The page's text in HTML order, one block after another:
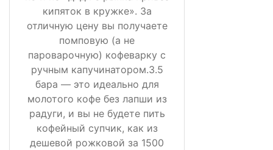
кипяток в кружке». За
отличную цену вы получаете
помповую (а не
пароварочную) кофеварку с
ручным капучинатором.3.5
бара — это идеально для
молотого кофе без лапши из
радуги, и вы не будете пить
кофейный супчик, как из
дешевой рожковой за 1500